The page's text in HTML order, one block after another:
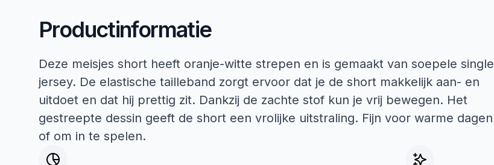
Productinformatie
Deze meisjes short heeft oranje-witte strepen en is gemaakt van soepele single
jersey. De elastische tailleband zorgt ervoor dat je de short makkelijk aan- en
uitdoet en dat hij prettig zit. Dankzij de zachte stof kun je vrij bewegen. Het
gestreepte dessin geeft de short een vrolijke uitstraling. Fijn voor warme dagen
of om in te spelen.